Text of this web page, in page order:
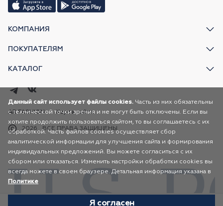
КОМПАНИЯ
ПОКУПАТЕЛЯМ
КАТАЛОГ
2026 ВСЕ ПРАВА ЗАЩИЩЕНЫ
AR FASHION Карта сайта
Данный сайт использует файлы cookies. Часть из них обязательны
с технической точки зрения и не могут быть отключены. Если вы
хотите продолжить пользоваться сайтом, то вы соглашаетесь с их
обработкой. Часть файлов cookies осуществляет сбор
аналитической информации для улучшения сайта и формирования
индивидуальных предложений. Вы можете согласиться с их
сбором или отказаться. Изменить настройки обработки cookies вы
всегда можете в своем браузере. Детальная информация указана в
Политике
Я согласен